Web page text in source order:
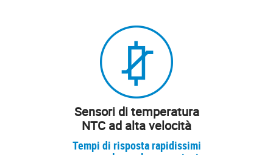
Sensori di temperatura
NTC ad alta velocità
Tempi di risposta rapidissimi